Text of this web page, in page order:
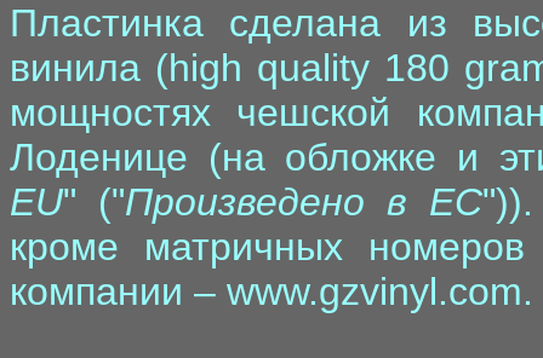
Пластинка сделана из
винила (high quality 180
мощностях чешской
Лоденице (на обложке и
EU" ("Произведено в ЕС
кроме матричных
компании – www.gzvinyl.com.